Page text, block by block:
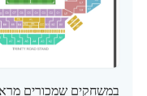
במשחקים שמכורים